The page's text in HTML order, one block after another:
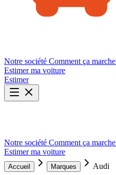
Notre société Comment ça marche
Estimer ma voiture
Estimer
Notre société Comment ça marche
Estimer ma voiture
Accueil Marques Audi